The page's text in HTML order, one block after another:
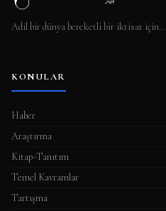
Adil bir dünya bereketli bir iktisat için…
KONULAR
Haber
Araştırma
Kitap-Tanıtım
Temel Kavramlar
Tartışma